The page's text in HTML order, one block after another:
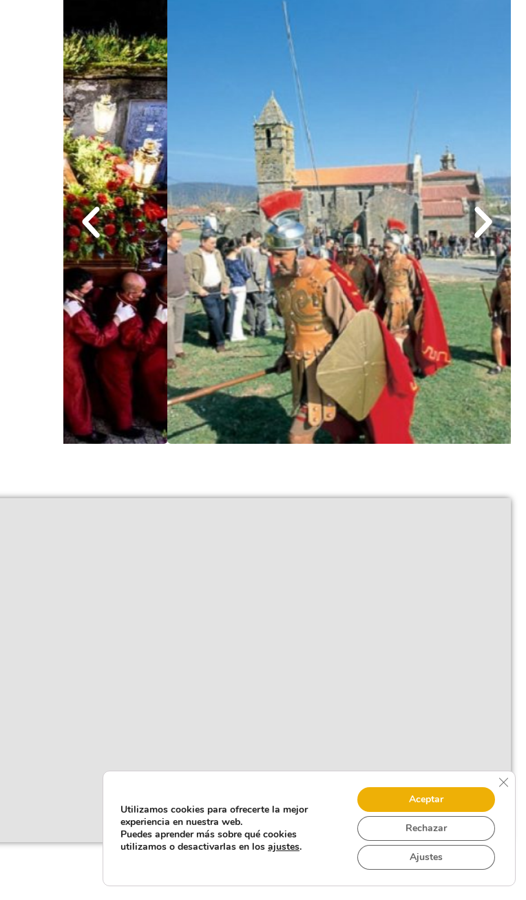
Utilizamos cookies para ofrecerte la mejor
experiencia en nuestra web.
Puedes aprender más sobre qué cookies
utilizamos o desactivarlas en los ajustes.
Aceptar
Rechazar
Ajustes